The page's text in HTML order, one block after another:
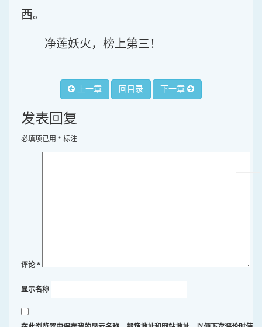
西。
净莲妖火，榜上第三！
上一章 回目录 下一章
发表回复
必填项已用 * 标注
评论*
显示名称